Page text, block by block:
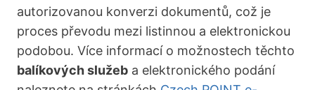
autorizovanou konverzi dokumentů, což je
proces převodu mezi listinnou a elektronickou
podobou. Více informací o možnostech těchto
balíkových služeb a elektronického podání